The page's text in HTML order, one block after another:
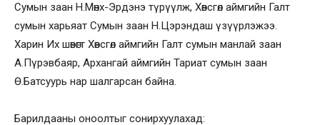
Сумын заан Н.Мөнх-Эрдэнэ түрүүлж, Хөвсгөл аймгийн Галт
сумын харьяат Сумын заан Н.Цэрэндаш үзүүрлэжээ.
Харин Их шөвөгт Хөвсгөл аймгийн Галт сумын манлай заан
А.Пүрэвбаяр, Архангай аймгийн Тариат сумын заан
Ө.Батсуурь нар шалгарсан байна.
Барилдааны оноолтыг сонирхуулахад: